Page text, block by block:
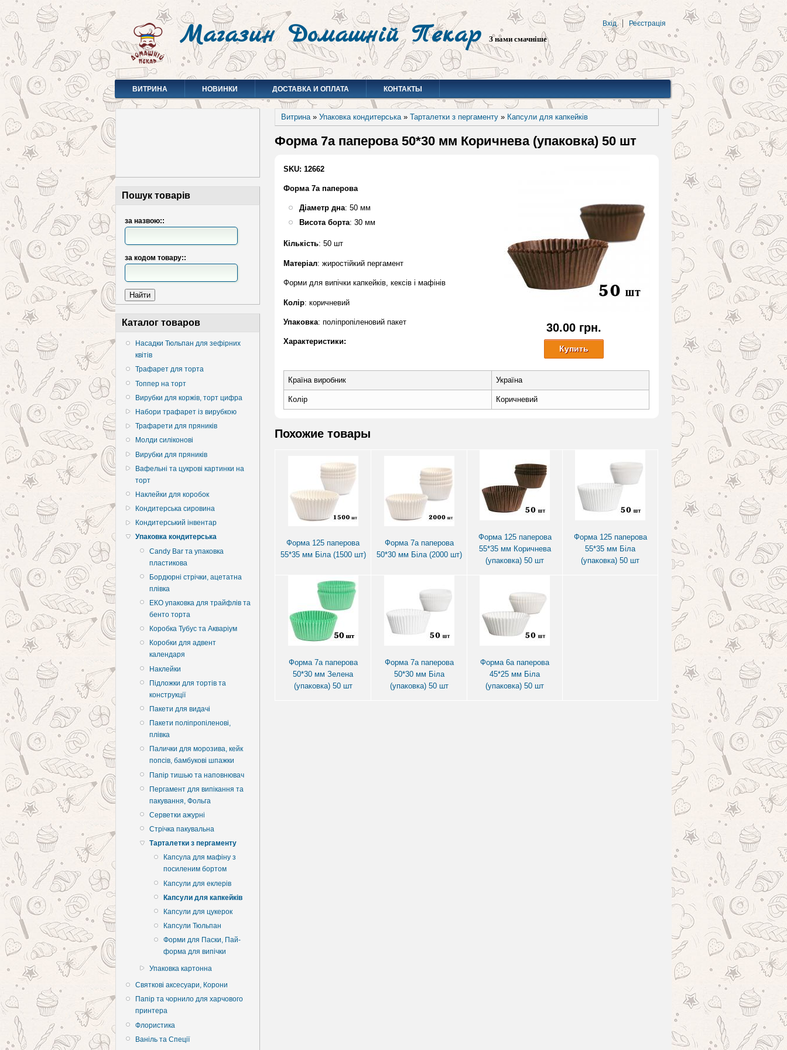
Магазин Домашній Пекар З нами смачніше
Вхід Реєстрація
ВИТРИНА НОВИНКИ ДОСТАВКА И ОПЛАТА КОНТАКТЫ
Пошук товарів
за назвою::
за кодом товару::
Каталог товаров
Насадки Тюльпан для зефірних
квітів
Трафарет для торта
Топпер на торт
Вирубки для коржів, торт цифра
Набори трафарет із вирубкою
Трафарети для пряників
Молди силіконові
Вирубки для пряників
Вафельні та цукрові картинки на
торт
Наклейки для коробок
Кондитерська сировина
Кондитерський інвентар
Упаковка кондитерська
Candy Bar та упаковка
пластикова
Бордюрні стрічки, ацетатна
плівка
ЕКО упаковка для трайфлів та
бенто торта
Коробка Тубус та Акваріум
Коробки для адвент
календаря
Наклейки
Підложки для тортів та
конструкції
Пакети для видачі
Пакети поліпропіленові,
плівка
Палички для морозива, кейк
попсів, бамбукові шпажки
Папір тишью та наповнювач
Пергамент для випікання та
пакування, Фольга
Серветки ажурні
Стрічка пакувальна
Тарталетки з пергаменту
Капсула для мафіну з
посиленим бортом
Капсули для еклерів
Капсули для капкейків
Капсули для цукерок
Капсули Тюльпан
Форми для Паски, Пай-
форма для випічки
Упаковка картонна
Святкові аксесуари, Корони
Папір та чорнило для харчового
принтера
Флористика
Ваніль та Спеції
Витрина» Упаковка кондитерська» Тарталетки з пергаменту » Капсули для капкейків
Форма 7а паперова 50*30 мм Коричнева (упаковка) 50 шт
30.00 грн.
SKU: 12662
Форма 7а паперова
Діаметр дна: 50 мм
Висота борта: 30 мм
Кількість: 50 шт
Матеріал: жиростійкий пергамент
Форми для випічки капкейків, кексів і мафінів
Колір: коричневий
Упаковка: поліпропіленовий пакет
Характеристики:
Країна виробник Україна
Колір Коричневий
Похожие товары
Форма 125 паперова
55*35 мм Біла (1500 шт)
Форма 7а паперова
50*30 мм Біла (2000 шт)
Форма 125 паперова
55*35 мм Коричнева
(упаковка) 50 шт
Форма 125 паперова
55*35 мм Біла
(упаковка) 50 шт
Форма 7а паперова
50*30 мм Зелена
(упаковка) 50 шт
Форма 7а паперова
50*30 мм Біла
(упаковка) 50 шт
Форма 6а паперова
45*25 мм Біла
(упаковка) 50 шт